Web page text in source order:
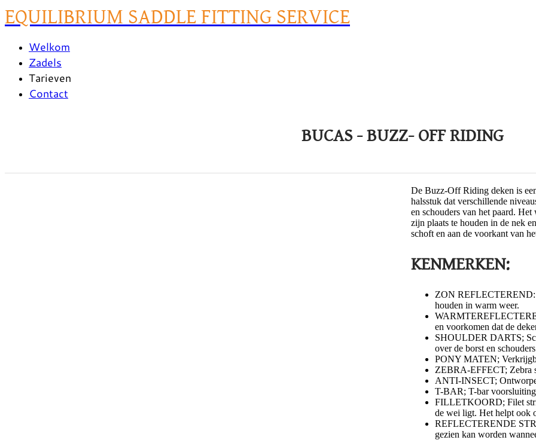
EQUILIBRIUM SADDLE FITTING SERVICE
Welkom
Zadels
Tarieven
Contact
BUCAS - BUZZ- OFF RIDING
De Buzz-Off Riding deken is
halsstuk dat verschillende
en schouders van het paard.
zijn plaats te houden in de nek
schoft en aan de voorkant van
KENMERKEN:
​ZON REFLECTEREND:
houden in warm weer.
en voorkomen dat de
SHOULDER DARTS;
over de borst en
PONY MATEN;
ZEBRA-EFFECT; Zebra
ANTI-INSECT;
T-BAR; T-bar
FILLETKOORD; Filet
de wei ligt. Het helpt ook
REFLECTERENDE
gezien kan worden